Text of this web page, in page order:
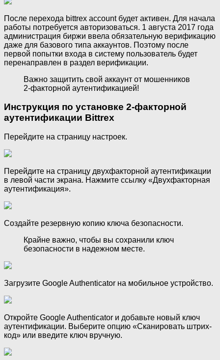
После перехода bittrex account будет активен. Для начала
работы потребуется авторизоваться. 1 августа 2017 года
администрация биржи ввела обязательную верификацию
даже для базового типа аккаунтов. Поэтому после
первой попытки входа в систему пользователь будет
перенаправлен в раздел верификации.
Важно защитить свой аккаунт от мошенников
2-факторной аутентификацией!
Инструкция по установке 2-факторной
аутентификации Bittrex
Перейдите на страницу настроек.
Перейдите на страницу двухфакторной аутентификации
в левой части экрана. Нажмите ссылку «Двухфакторная
аутентификация».
Создайте резервную копию ключа безопасности.
Крайне важно, чтобы вы сохранили ключ
безопасности в надежном месте.
Загрузите Google Authenticator на мобильное устройство.
Откройте Google Authenticator и добавьте новый ключ
аутентификации. Выберите опцию «Сканировать штрих-
код» или введите ключ вручную.